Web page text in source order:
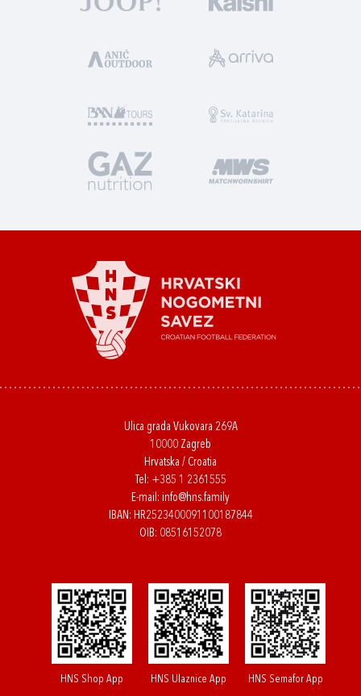
Ulica grada Vukovara 269A
10000 Zagreb
Hrvatska / Croatia
Tel: +385 1 2361555
E-mail: info@hns.family
IBAN: HR2523400091100187844
OIB: 08516152078
HNS Shop App HNS Ulaznice App HNS Semafor App